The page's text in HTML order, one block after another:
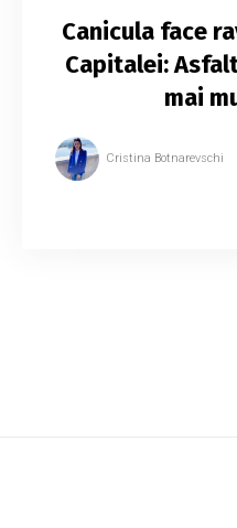
Canicula face
Capitalei:
mai
Cristina Botnarevschi